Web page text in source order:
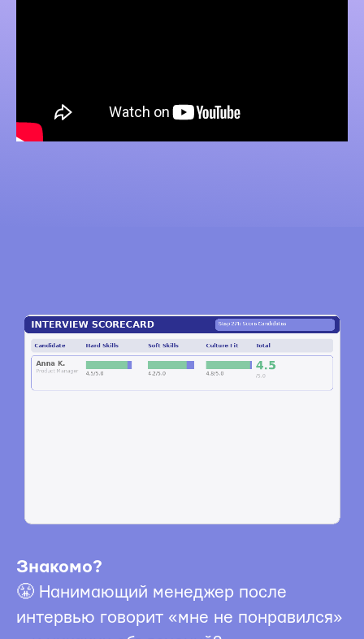
Знакомо?
😤 Нанимающий менеджер после
интервью говорит «мне не понравился»